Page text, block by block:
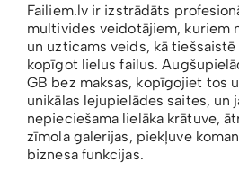
Failiem.lv ir izstrādāts
multivides veidotājiem, kuriem
un uzticams veids, kā
kopīgot lielus failus.
GB bez maksas, kopīgojiet tos
unikālas lejupielādes saites, un
nepieciešama lielāka krātuve,
zīmola galerijas, piekļuve
biznesa funkcijas.